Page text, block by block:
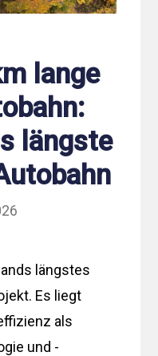
lange
längste
längstes
Es liegt
als
und -